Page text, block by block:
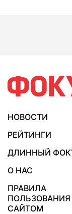
НОВОСТИ
РЕЙТИНГИ
ДЛИННЫЙ
О НАС
ПРАВИЛА
ПОЛЬЗОВАНИЯ
САЙТОМ